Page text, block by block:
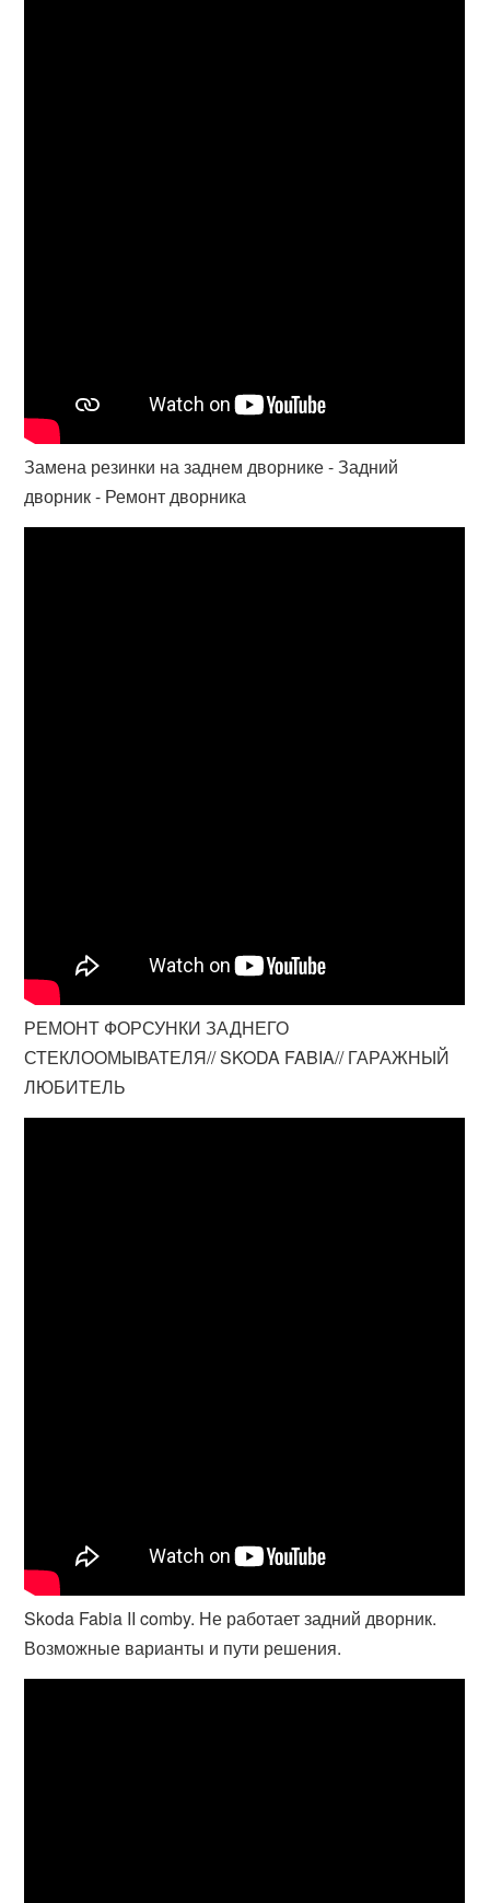
Замена резинки на заднем дворнике - Задний
дворник - Ремонт дворника
РЕМОНТ ФОРСУНКИ ЗАДНЕГО
СТЕКЛООМЫВАТЕЛЯ// SKODA FABIA// ГАРАЖНЫЙ
ЛЮБИТЕЛЬ
Skoda Fabia II comby. Не работает задний дворник.
Возможные варианты и пути решения.